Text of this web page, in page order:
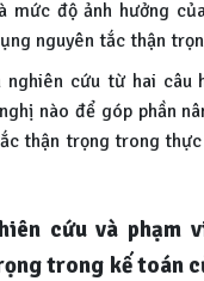
mức độ ảnh hưởng
nguyên tắc thận
nghiên cứu từ hai câu
nào để góp phần
thận trọng trong
cứu và phạm
trong kế toán